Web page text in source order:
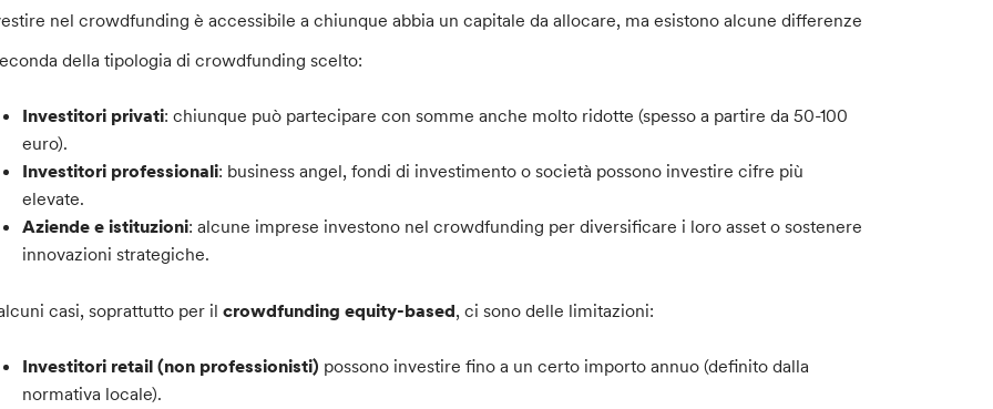
nel crowdfunding è accessibile a chiunque abbia un capitale da allocare, ma esistono alcune differenze
della tipologia di crowdfunding scelto:
Investitori privati: chiunque può partecipare con somme anche molto ridotte (spesso a partire da 50-100
euro).
Investitori professionali: business angel, fondi di investimento o società possono investire cifre più
elevate.
Aziende e istituzioni: alcune imprese investono nel crowdfunding per diversificare i loro asset o sostenere
innovazioni strategiche.
casi, soprattutto per ilcrowdfunding equity-based, ci sono delle limitazioni:
Investitori retail (non professionisti) possono investire fino a un certo importo annuo (definito dalla
normativa locale).